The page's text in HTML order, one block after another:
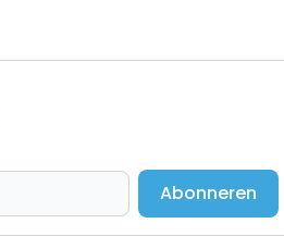
Abonneren